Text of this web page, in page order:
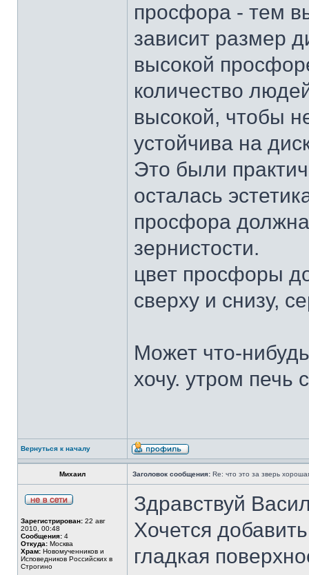
просфора - тем
зависит размер
высокой
количество
высокой, чтобы
устойчива на
Это были
осталась
просфора
зернистости.
цвет просфоры
сверху и снизу,
Может что-
хочу. утром печь
Вернуться к началу
Михаил Заголовок сообщения: Re: что это за зверь
Зарегистрирован: 22 авг
2010, 00:48
Сообщения: 4
Откуда: Москва
Храм: Новомученников и
Исповедников Российских в
Строгино
Здравствуй
Хочется
гладкая